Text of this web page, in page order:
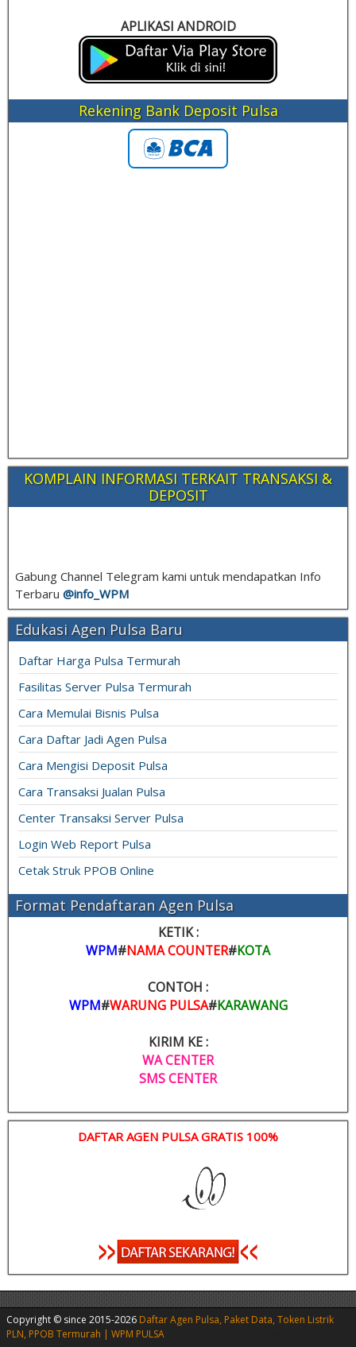
APLIKASI ANDROID
Rekening Bank Deposit Pulsa
KOMPLAIN INFORMASI TERKAIT TRANSAKSI &
DEPOSIT
Gabung Channel Telegram kami untuk mendapatkan Info
Terbaru @info_ WPM
Edukasi Agen Pulsa Baru
Daftar Harga Pulsa Termurah
Fasilitas Server Pulsa Termurah
Cara Memulai Bisnis Pulsa
Cara Daftar Jadi Agen Pulsa
Cara Mengisi Deposit Pulsa
Cara Transaksi Jualan Pulsa
Center Transaksi Server Pulsa
Login Web Report Pulsa
Cetak Struk PPOB Online
Format Pendaftaran Agen Pulsa
KETIK :
WPM#NAMA COUNTER#KOTA
CONTOH :
WPM#WARUNG PULSA#KARAWANG
KIRIM KE :
WA CENTER
SMS CENTER
DAFTAR AGEN PULSA GRATIS 100%
Copyright © since 2015-2026 Daftar Agen Pulsa, Paket Data, Token Listrik
PLN, PPOB Termurah | WPM PULSA